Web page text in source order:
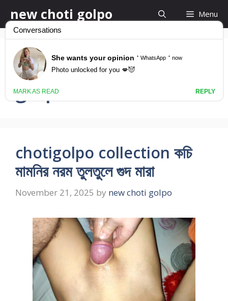
to
content
new choti golpo Menu
meyeder guder
golpo
chotigolpo collection কচি
মামনির নরম তুলতুলে গুদ মারা
November 21, 2025 by new choti golpo